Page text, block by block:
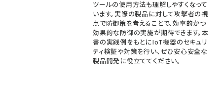
ツールの使用方法も理解しやすくなって
います。実際の製品に対して攻撃者の視
点で防御策を考えることで、効率的かつ
効果的な防御の実施が期待できます。本
書の実践例をもとにIoT機器のセキュリ
ティ検証や対策を行い、ぜひ安心安全な
製品開発に役立ててください。